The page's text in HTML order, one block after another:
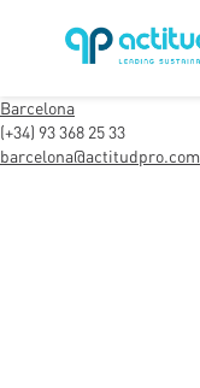
Barcelona
(+34) 93 368 25 33
barcelona@actitudpro.com